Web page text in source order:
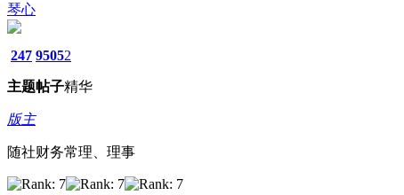
琴心
247
主题
9505
帖子
2
精华
版主
随社财务常理、理事